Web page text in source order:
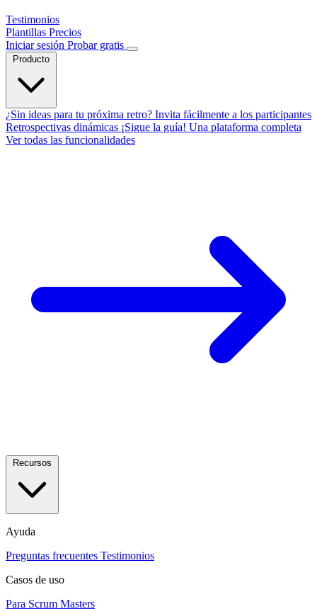
Testimonios
Plantillas Precios
Iniciar sesión Probar gratis
¿Sin ideas para tu próxima retro? Invita fácilmente a los participantes
Retrospectivas dinámicas ¡Sigue la guía! Una plataforma completa
Ver todas las funcionalidades
Ayuda
Preguntas frecuentes Testimonios
Casos de uso
Para Scrum Masters